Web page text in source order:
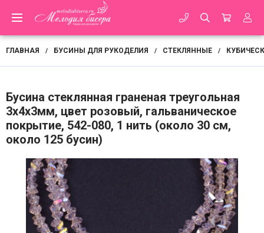
ГЛАВНАЯ / БУСИНЫ ДЛЯ РУКОДЕЛИЯ / СТЕКЛЯННЫЕ /
Бусина стеклянная граненая треугольная
3х4х3мм, цвет розовый, гальваническое
покрытие, 542-080, 1 нить (около 30 см,
около 125 бусин)